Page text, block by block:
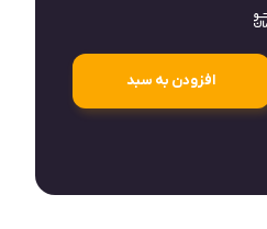
افزودن به سبد